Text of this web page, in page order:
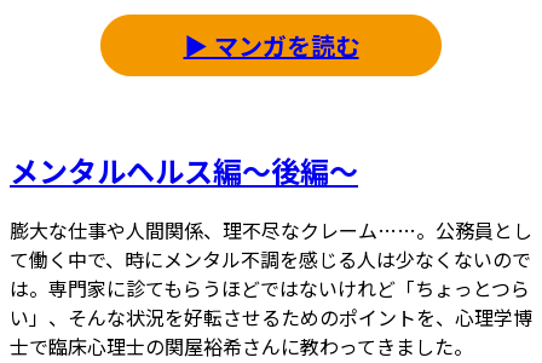
▶ マンガを読む
メンタルヘルス編～後編～
膨大な仕事や人間関係、理不尽なクレーム……。公務員とし
て働く中で、時にメンタル不調を感じる人は少なくないので
は。専門家に診てもらうほどではないけれど「ちょっとつら
い」、そんな状況を好転させるためのポイントを、心理学博
士で臨床心理士の関屋裕希さんに教わってきました。